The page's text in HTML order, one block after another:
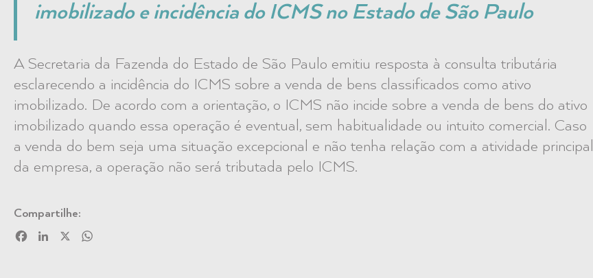
imobilizado e incidência do ICMS no Estado de São Paulo
A Secretaria da Fazenda do Estado de São Paulo emitiu resposta à consulta tributária
esclarecendo a incidência do ICMS sobre a venda de bens classificados como ativo
imobilizado. De acordo com a orientação, o ICMS não incide sobre a venda de bens do ativo
imobilizado quando essa operação é eventual, sem habitualidade ou intuito comercial. Caso
a venda do bem seja uma situação excepcional e não tenha relação com a atividade principal
da empresa, a operação não será tributada pelo ICMS.
Compartilhe:
FacebookLinkedIn